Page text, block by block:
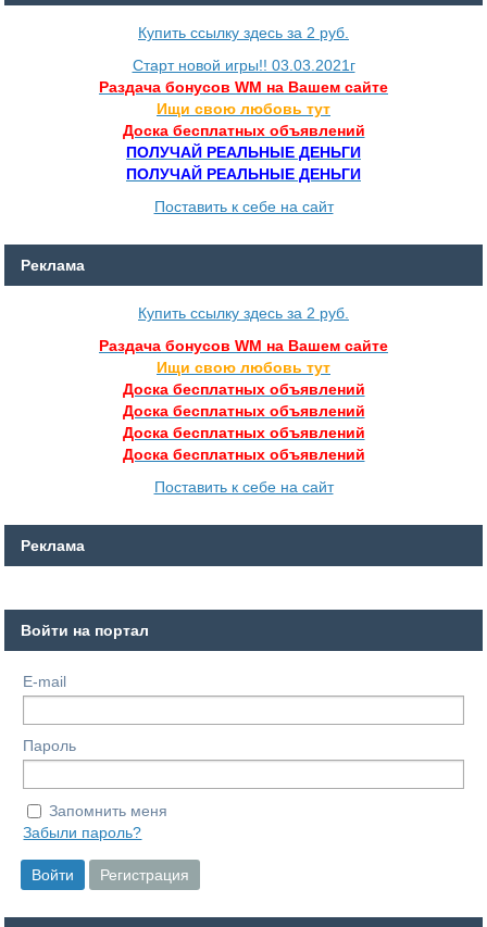
Купить ссылку здесь за 2 руб.
Старт новой игры!! 03.03.2021г
Раздача бонусов WM на Вашем сайте
Ищи свою любовь тут
Доска бесплатных объявлений
ПОЛУЧАЙ РЕАЛЬНЫЕ ДЕНЬГИ
ПОЛУЧАЙ РЕАЛЬНЫЕ ДЕНЬГИ
Поставить к себе на сайт
Реклама
Купить ссылку здесь за 2 руб.
Раздача бонусов WM на Вашем сайте
Ищи свою любовь тут
Доска бесплатных объявлений
Доска бесплатных объявлений
Доска бесплатных объявлений
Доска бесплатных объявлений
Поставить к себе на сайт
Реклама
Войти на портал
E-mail
Пароль
Запомнить меня
Забыли пароль?